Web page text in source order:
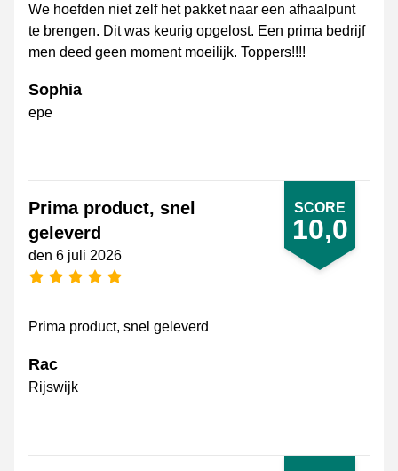
We hoefden niet zelf het pakket naar een afhaalpunt
te brengen. Dit was keurig opgelost. Een prima bedrijf
men deed geen moment moeilijk. Toppers!!!!
Sophia
epe
SCORE
10,0
Prima product, snel
geleverd
den 6 juli 2026
[_General:NumberOfStarsPluralFormat]
Prima product, snel geleverd
Rac
Rijswijk